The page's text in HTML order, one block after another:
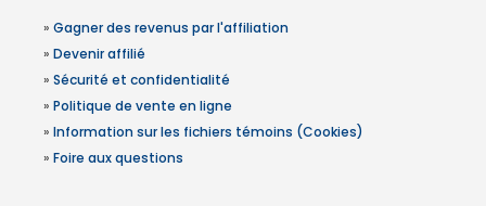
» Gagner des revenus par l'affiliation
» Devenir affilié
» Sécurité et confidentialité
» Politique de vente en ligne
» Information sur les fichiers témoins (Cookies)
» Foire aux questions